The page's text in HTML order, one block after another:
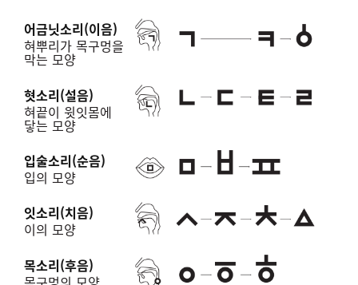
어금닛소리(이음)
혀뿌리가 목구멍을
막는 모양
혓소리(설음)
혀끝이 윗잇몸에
닿는 모양
입술소리(순음)
입의 모양
잇소리(치음)
이의 모양
목소리(후음)